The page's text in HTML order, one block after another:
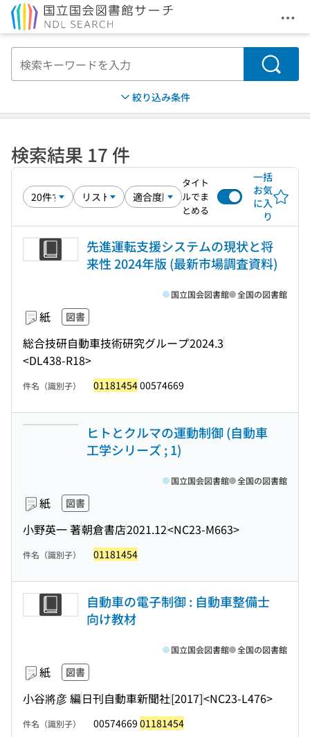
メ
検索
絞り込み条件
検索結果 17 件
タイト
ルでま
とめる
一括
お気
に入
り
先進運転支援システムの現状と将
来性 2024年版 (最新市場調査資料)
紙 図書
総合技研自動車技術研究グループ2024.3
<DL438-R18>
国立国会図書館 全国の図書館
件名（識別子） 0118145400574669
ヒトとクルマの運動制御 (自動車
工学シリーズ ; 1)
紙 図書
小野英一 著朝倉書店2021.12<NC23-M663>
国立国会図書館 全国の図書館
件名（識別子） 01181454
自動車の電子制御 : 自動車整備士
向け教材
紙 図書
小谷將彦 編日刊自動車新聞社[2017]<NC23-L476>
国立国会図書館 全国の図書館
件名（識別子） 00574669 01181454